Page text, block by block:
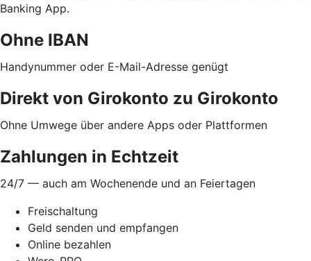
Banking App.
Ohne IBAN
Handynummer oder E-Mail-Adresse genügt
Direkt von Girokonto zu Girokonto
Ohne Umwege über andere Apps oder Plattformen
Zahlungen in Echtzeit
24/7 — auch am Wochenende und an Feiertagen
Freischaltung
Geld senden und empfangen
Online bezahlen